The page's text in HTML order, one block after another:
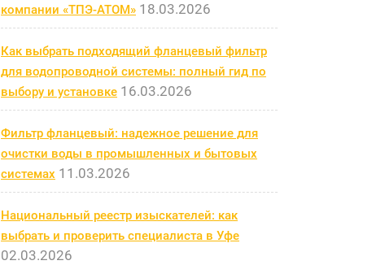
компании «ТПЭ-АТОМ» 18.03.2026
Как выбрать подходящий фланцевый фильтр
для водопроводной системы: полный гид по
выбору и установке 16.03.2026
Фильтр фланцевый: надежное решение для
очистки воды в промышленных и бытовых
системах 11.03.2026
Национальный реестр изыскателей: как
выбрать и проверить специалиста в Уфе
02.03.2026